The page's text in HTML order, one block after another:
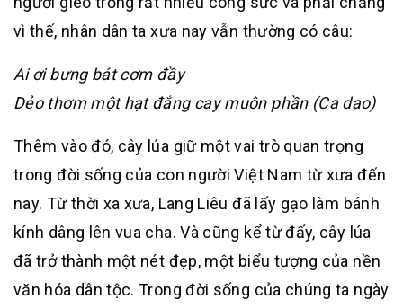
vì thế, nhân dân ta xưa nay vẫn thường có câu:
Ai ơi bưng bát cơm đầy
Dẻo thơm một hạt đắng cay muôn phần (Ca dao)
Thêm vào đó, cây lúa giữ một vai trò quan trọng
trong đời sống của con người Việt Nam từ xưa đến
nay. Từ thời xa xưa, Lang Liêu đã lấy gạo làm bánh
kính dâng lên vua cha. Và cũng kể từ đấy, cây lúa
đã trở thành một nét đẹp, một biểu tượng của nền
văn hóa dân tộc. Trong đời sống của chúng ta ngày